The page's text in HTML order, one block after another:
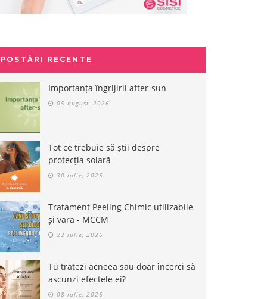
POSTĂRI RECENTE
Importanța îngrijirii after-sun
05 august, 2026
Tot ce trebuie să știi despre
protecția solară
30 iulie, 2026
Tratament Peeling Chimic utilizabile
și vara - MCCM
22 iulie, 2026
Tu tratezi acneea sau doar încerci să
ascunzi efectele ei?
08 iulie, 2026